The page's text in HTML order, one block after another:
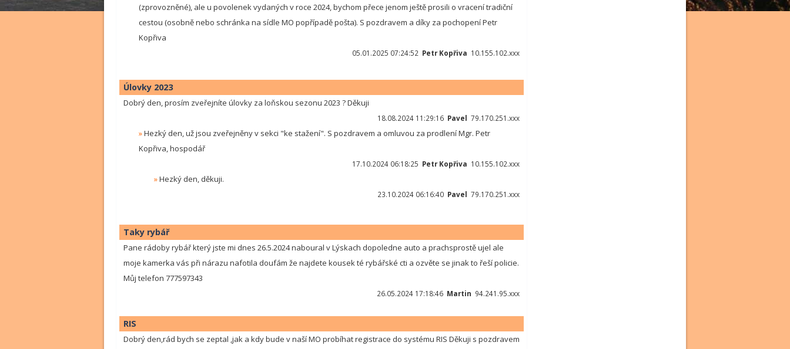
(zprovozněné), ale u povolenek vydaných v roce 2024, bychom přece jenom ještě prosili o vracení tradiční
cestou (osobně nebo schránka na sídle MO popřípadě pošta). S pozdravem a díky za pochopení Petr
Kopřiva
05.01.2025 07:24:52 Petr Kopřiva 10.155.102.xxx
Úlovky 2023
Dobrý den, prosím zveřejníte úlovky za loňskou sezonu 2023 ? Děkuji
18.08.2024 11:29:16 Pavel 79.170.251.xxx
»Hezký den, už jsou zveřejněny v sekci "ke stažení". S pozdravem a omluvou za prodlení Mgr. Petr
Kopřiva, hospodář
17.10.2024 06:18:25 Petr Kopřiva 10.155.102.xxx
»Hezký den, děkuji.
23.10.2024 06:16:40 Pavel 79.170.251.xxx
Taky rybář
Pane rádoby rybář který jste mi dnes 26.5.2024 naboural v Lýskach dopoledne auto a prachsprostě ujel ale
moje kamerka vás při nárazu nafotila doufám že najdete kousek té rybářské cti a ozvěte se jinak to řeší policie.
Můj telefon 777597343
26.05.2024 17:18:46 Martin 94.241.95.xxx
RIS
Dobrý den,rád bych se zeptal ,jak a kdy bude v naší MO probíhat registrace do systému RIS Děkuji s pozdravem